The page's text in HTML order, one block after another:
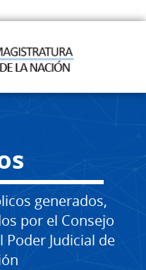
generados,
por el Consejo
Judicial de